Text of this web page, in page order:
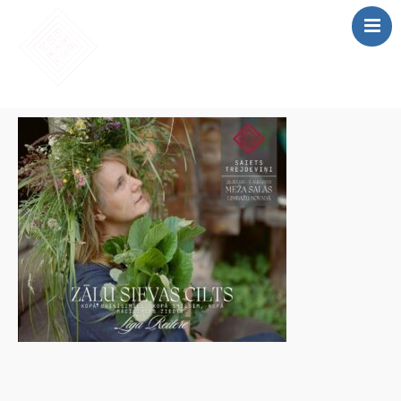
SĀKUMS
MĀCĪBAS
SAIETS 2026
IEPRIEKŠĒJIE
SAIETI
PAR MUMS
LOMU SPĒLE